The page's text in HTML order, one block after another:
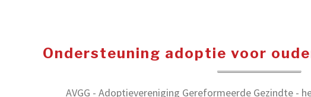
Ondersteuning adoptie voor
AVGG - Adoptievereniging Gereformeerde Gezindte -